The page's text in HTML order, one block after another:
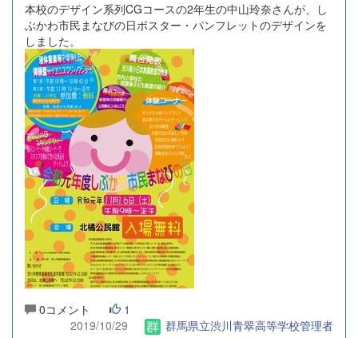
本校のデザイン系列CGコースの2年生の中山玲奈さんが、し
ぶかわ市民まなびの日ポスター・パンフレットのデザインを
しました。
0コメント
1
2019/10/29
群馬県立渋川青翠高等学校管理者